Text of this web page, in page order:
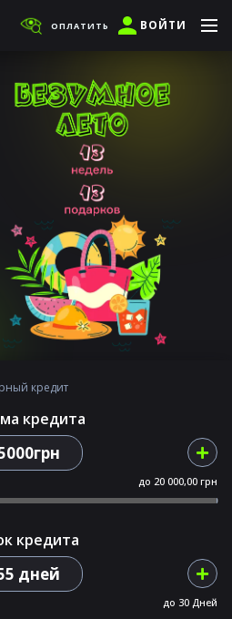
ОПЛАТИТЬ ВОЙТИ
кредит
кредита
до 20 000,00 грн
кредита
дней
до 30 Дней